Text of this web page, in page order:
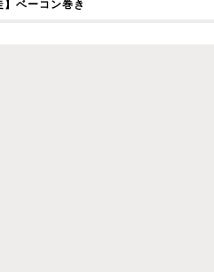
】ベーコン巻き